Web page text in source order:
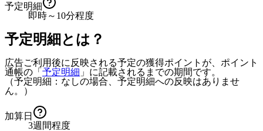
予定明細
即時～10分程度
予定明細とは？
広告ご利用後に反映される予定の獲得ポイントが、ポイント
通帳の「 予定明細 」に記載されるまでの期間です。
（予定明細：なしの場合、予定明細への反映はありませ
ん。）
加算日
3週間程度